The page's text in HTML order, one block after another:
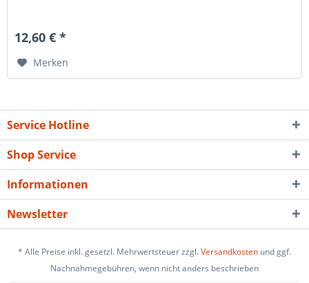
12,60 € *
Merken
Service Hotline
Shop Service
Informationen
Newsletter
* Alle Preise inkl. gesetzl. Mehrwertsteuer zzgl.Versandkosten und ggf.
Nachnahmegebühren, wenn nicht anders beschrieben